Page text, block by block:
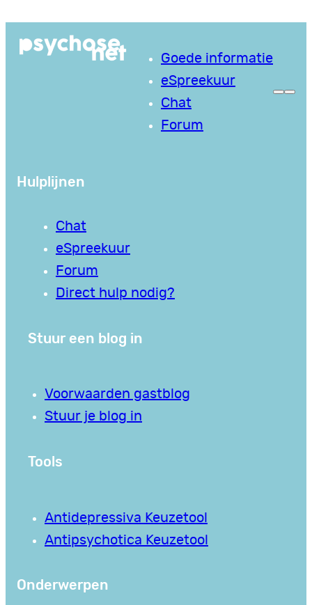
naar
Goede informatie
eSpreekuur
Chat
Forum
Hulplijnen
Chat
eSpreekuur
Forum
Direct hulp nodig?
Stuur een blog in
Voorwaarden gastblog
Stuur je blog in
Tools
Antidepressiva Keuzetool
Antipsychotica Keuzetool
Onderwerpen